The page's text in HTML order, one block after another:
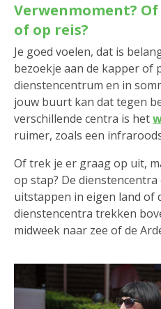
Verwenmoment?
of op reis?
Je goed voelen, dat is
bezoekje aan de kapper of
dienstencentrum en in
jouw buurt kan dat tegen
verschillende centra is het
ruimer, zoals een
Of trek je er graag op uit,
op stap? De
uitstappen in eigen land of
dienstencentra trekken
midweek naar zee of de